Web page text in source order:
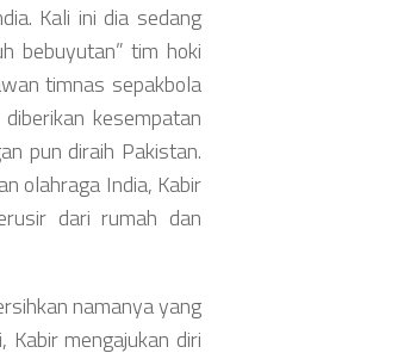
Kali ini dia sedang
bebuyutan” tim hoki
timnas sepakbola
kesempatan
pun diraih Pakistan.
olahraga India, Kabir
dari rumah dan
namanya yang
mengajukan diri